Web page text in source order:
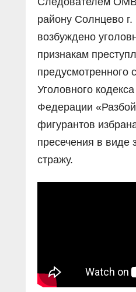
району Солнцево
возбуждено
признакам
предусмотренного
Уголовного
Федерации
фигурантов
пресечения в виде
стражу.